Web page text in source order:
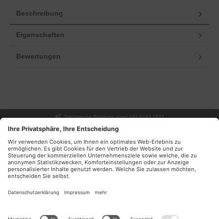
Beschreibung
Eigenschaften
Bewertungen
Telefonische Beratung unter +43 6243 2337
SERVICE
INFORMATIONEN
UNSER GESCHÄFT